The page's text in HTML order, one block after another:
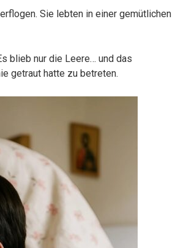
Sie lebten in einer gemütlichen
blieb nur die Leere… und das
getraut hatte zu betreten.